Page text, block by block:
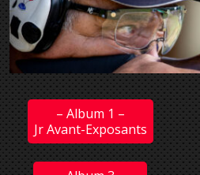
– Album 1 –
Jr Avant-Exposants